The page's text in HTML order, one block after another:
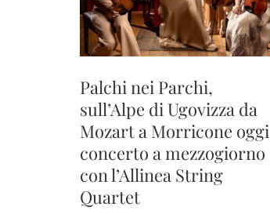
Palchi nei Parchi,
sull’Alpe di Ugovizza da
Mozart a Morricone oggi
concerto a mezzogiorno
con l’Allinea String
Quartet